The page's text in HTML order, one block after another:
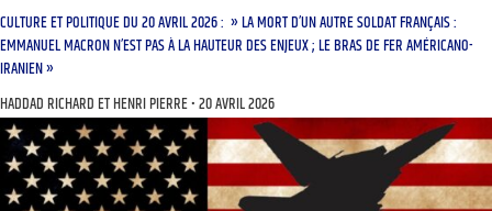
CULTURE ET POLITIQUE DU 20 AVRIL 2026 : » LA MORT D’UN AUTRE SOLDAT FRANÇAIS :
EMMANUEL MACRON N’EST PAS À LA HAUTEUR DES ENJEUX ; LE BRAS DE FER AMÉRICANO-
IRANIEN »
HADDAD RICHARD ET HENRI PIERRE 20 AVRIL 2026